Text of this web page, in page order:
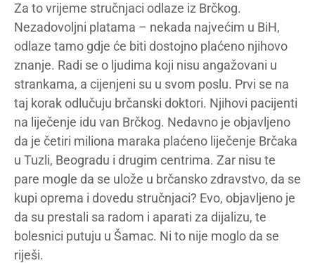
Za to vrijeme stručnjaci odlaze iz Brčkog.
Nezadovoljni platama – nekada najvećim u BiH,
odlaze tamo gdje će biti dostojno plaćeno njihovo
znanje. Radi se o ljudima koji nisu angažovani u
strankama, a cijenjeni su u svom poslu. Prvi se na
taj korak odlučuju brčanski doktori. Njihovi pacijenti
na liječenje idu van Brčkog. Nedavno je objavljeno
da je četiri miliona maraka plaćeno liječenje Brčaka
u Tuzli, Beogradu i drugim centrima. Zar nisu te
pare mogle da se ulože u brčansko zdravstvo, da se
kupi oprema i dovedu stručnjaci? Evo, objavljeno je
da su prestali sa radom i aparati za dijalizu, te
bolesnici putuju u Šamac. Ni to nije moglo da se
riješi.